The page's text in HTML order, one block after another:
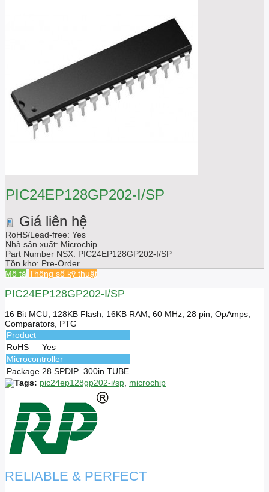
PIC24EP128GP202-I/SP
Giá liên hệ
RoHS/Lead-free: Yes
Nhà sản xuất: Microchip
Part Number NSX: PIC24EP128GP202-I/SP
Tồn kho: Pre-Order
Mô tả Thông số kỹ thuật
PIC24EP128GP202-I/SP
16 Bit MCU, 128KB Flash, 16KB RAM, 60 MHz, 28 pin, OpAmps,
Comparators, PTG
Product
RoHS
Yes
Microcontroller
Package 28 SPDIP .300in TUBE
Tags: pic24ep128gp202-i/sp microchip
RELIABLE & PERFECT